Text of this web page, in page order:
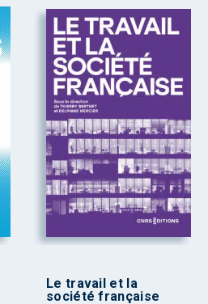
Le travail et la
société française